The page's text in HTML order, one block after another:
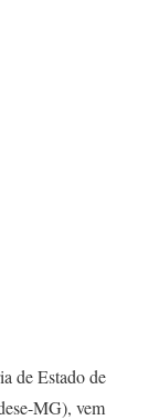
de Estado de
MG), vem